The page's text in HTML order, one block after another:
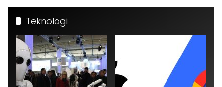
Teknologi